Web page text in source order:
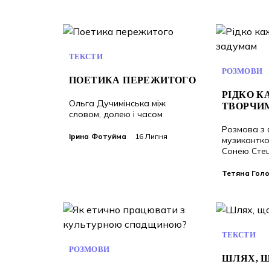
ТЕКСТИ
ПОЕТИКА ПЕРЕЖИТОГО
Ольга Дучимінська між
словом, долею і часом
Ірина Фотуйма 16 Липня
РОЗМОВИ
РІДКО
Розмова з
Сонею
Тетяна
РОЗМОВИ
ТЕКСТИ
ШЛЯХ,